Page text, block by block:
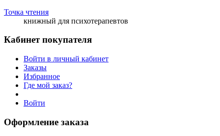
Точка чтения
книжный для психотерапевтов
Кабинет покупателя
Войти в личный кабинет
Заказы
Избранное
Где мой заказ?
Войти
Оформление заказа